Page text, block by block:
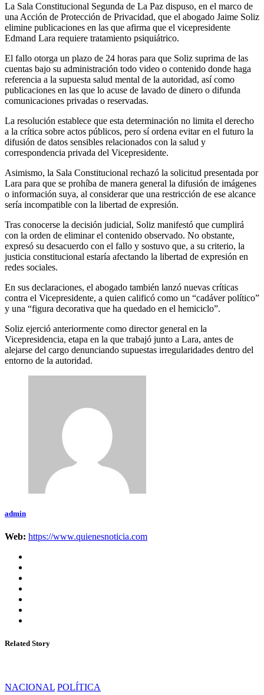
La Sala Constitucional Segunda de La Paz dispuso, en el marco de
una Acción de Protección de Privacidad, que el abogado Jaime Soliz
elimine publicaciones en las que afirma que el vicepresidente
Edmand Lara requiere tratamiento psiquiátrico.
El fallo otorga un plazo de 24 horas para que Soliz suprima de las
cuentas bajo su administración todo video o contenido donde haga
referencia a la supuesta salud mental de la autoridad, así como
publicaciones en las que lo acuse de lavado de dinero o difunda
comunicaciones privadas o reservadas.
La resolución establece que esta determinación no limita el derecho
a la crítica sobre actos públicos, pero sí ordena evitar en el futuro la
difusión de datos sensibles relacionados con la salud y
correspondencia privada del Vicepresidente.
Asimismo, la Sala Constitucional rechazó la solicitud presentada por
Lara para que se prohíba de manera general la difusión de imágenes
o información suya, al considerar que una restricción de ese alcance
sería incompatible con la libertad de expresión.
Tras conocerse la decisión judicial, Soliz manifestó que cumplirá
con la orden de eliminar el contenido observado. No obstante,
expresó su desacuerdo con el fallo y sostuvo que, a su criterio, la
justicia constitucional estaría afectando la libertad de expresión en
redes sociales.
En sus declaraciones, el abogado también lanzó nuevas críticas
contra el Vicepresidente, a quien calificó como un “cadáver político”
y una “figura decorativa que ha quedado en el hemiciclo”.
Soliz ejerció anteriormente como director general en la
Vicepresidencia, etapa en la que trabajó junto a Lara, antes de
alejarse del cargo denunciando supuestas irregularidades dentro del
entorno de la autoridad.
admin
Web: https://www.quienesnoticia.com
Related Story
NACIONAL POLÍTICA